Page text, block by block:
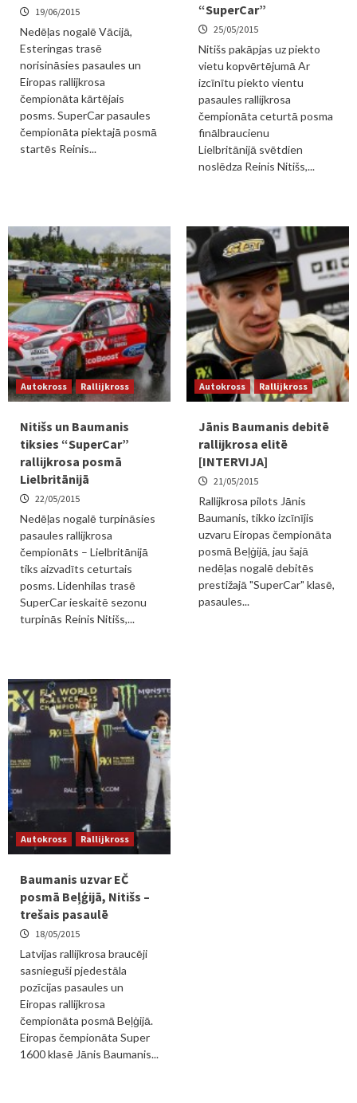
19/06/2015
Nedēļas nogalē Vācijā,
Esteringas trasē
norisināsies pasaules un
Eiropas rallijkrosa
čempionāta kārtējais
posms. SuperCar pasaules
čempionāta piektajā posmā
startēs Reinis...
“SuperCar”
25/05/2015
Nitišs pakāpjas uz piekto
vietu kopvērtējumā Ar
izcīnītu piekto vientu
pasaules rallijkrosa
čempionāta ceturtā posma
finālbraucienu
Lielbritānijā svētdien
noslēdza Reinis Nitišs,...
Autokross Rallijkross
Nitišs un Baumanis
tiksies “SuperCar”
rallijkrosa posmā
Lielbritānijā
22/05/2015
Nedēļas nogalē turpināsies
pasaules rallijkrosa
čempionāts – Lielbritānijā
tiks aizvadīts ceturtais
posms. Lidenhilas trasē
SuperCar ieskaitē sezonu
turpinās Reinis Nitišs,...
Autokross Rallijkross
Jānis Baumanis debitē
rallijkrosa elitē
[INTERVIJA]
21/05/2015
Rallijkrosa pilots Jānis
Baumanis, tikko izcīnījis
uzvaru Eiropas čempionāta
posmā Beļģijā, jau šajā
nedēļas nogalē debitēs
prestižajā "SuperCar" klasē,
pasaules...
Autokross Rallijkross
Baumanis uzvar EČ
posmā Beļģijā, Nitišs –
trešais pasaulē
18/05/2015
Latvijas rallijkrosa braucēji
sasnieguši pjedestāla
pozīcijas pasaules un
Eiropas rallijkrosa
čempionāta posmā Beļģijā.
Eiropas čempionāta Super
1600 klasē Jānis Baumanis...